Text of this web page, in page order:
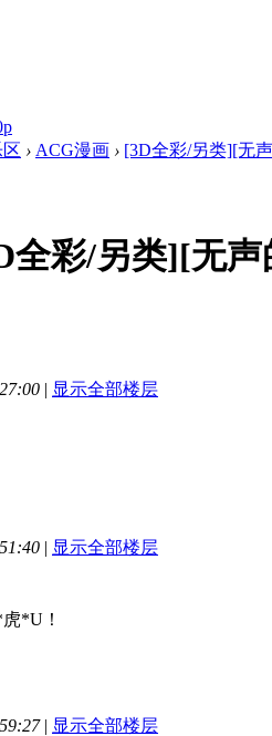
› ACG漫画 › [3D全彩/另类][无
全彩/另类][无声
| 显示全部楼层
| 显示全部楼层
*U！
| 显示全部楼层